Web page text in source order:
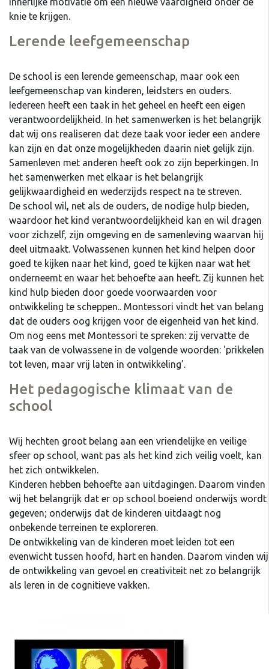
knie te krijgen.
Lerende leefgemeenschap
De school is een lerende gemeenschap, maar ook een
leefgemeenschap van kinderen, leidsters en ouders.
Iedereen heeft een taak in het geheel en heeft een eigen
verantwoordelijkheid. In het samenwerken is het belangrijk
dat wij ons realiseren dat deze taak voor ieder een andere
kan zijn en dat onze mogelijkheden daarin niet gelijk zijn.
Samenleven met anderen heeft ook zo zijn beperkingen. In
het samenwerken met elkaar is het belangrijk
gelijkwaardigheid en wederzijds respect na te streven.
De school wil, net als de ouders, de nodige hulp bieden,
waardoor het kind verantwoordelijkheid kan en wil dragen
voor zichzelf, zijn omgeving en de samenleving waarvan hij
deel uitmaakt. Volwassenen kunnen het kind helpen door
goed te kijken naar het kind, goed te kijken naar wat het
onderneemt en waar het behoefte aan heeft. Zij kunnen het
kind hulp bieden door goede voorwaarden voor
ontwikkeling te scheppen.. Montessori vindt het van belang
dat de ouders oog krijgen voor de eigenheid van het kind.
Om nog eens met Montessori te spreken: zij vervatte de
taak van de volwassene in de volgende woorden: 'prikkelen
tot leven, maar vrij laten in ontwikkeling’.
Het pedagogische klimaat van de
school
Wij hechten groot belang aan een vriendelijke en veilige
sfeer op school, want pas als het kind zich veilig voelt, kan
het zich ontwikkelen.
Kinderen hebben behoefte aan uitdagingen. Daarom vinden
wij het belangrijk dat er op school boeiend onderwijs wordt
gegeven; onderwijs dat de kinderen uitdaagt nog
onbekende terreinen te exploreren.
De ontwikkeling van de kinderen moet leiden tot een
evenwicht tussen hoofd, hart en handen. Daarom vinden wij
de ontwikkeling van gevoel en creativiteit net zo belangrijk
als leren in de cognitieve vakken.